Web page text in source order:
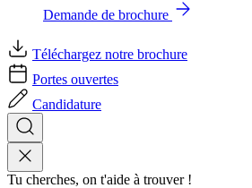
Demande de brochure
Téléchargez notre brochure
Portes ouvertes
Candidature
Tu cherches, on t'aide à trouver !